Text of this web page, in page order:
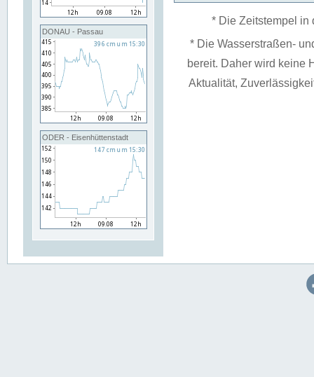
DONAU - Passau
ODER - Eisenhüttenstadt
* Die Zeitstempel in
* Die Wasserstraßen-
bereit. Daher wird keine
Aktualität,